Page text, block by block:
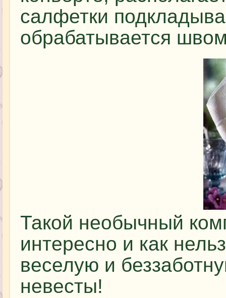
салфетки
обрабатывается швом
Такой необычный
интересно и как
веселую и
невесты!